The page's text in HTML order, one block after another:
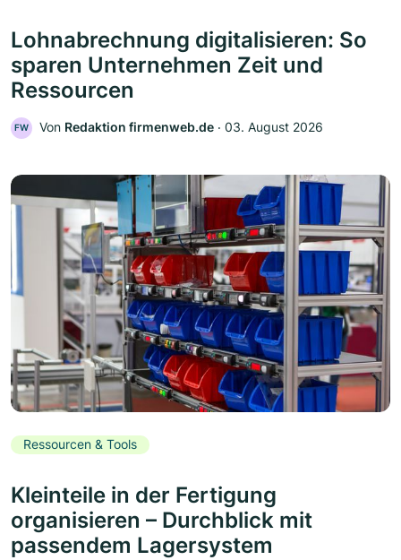
Lohnabrechnung digitalisieren: So
sparen Unternehmen Zeit und
Ressourcen
FW Von Redaktion firmenweb.de ‧ 03. August 2026
Ressourcen & Tools
Kleinteile in der Fertigung
organisieren – Durchblick mit
passendem Lagersystem